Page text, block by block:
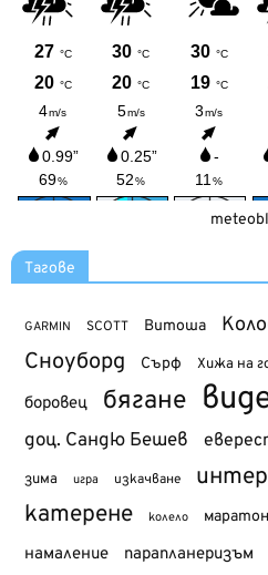
Тагове
GARMIN SCOTT Витоша
Сноуборд Сърф Хижа на
боровец бягане
доц. Сандю Бешев
зима игра изкачване
катерене колело маратон
намаление парапланеризъм